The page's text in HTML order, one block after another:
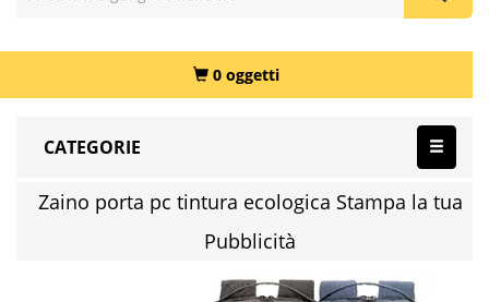
0 oggetti
CATEGORIE
Zaino porta pc tintura ecologica Stampa la tua
Pubblicità